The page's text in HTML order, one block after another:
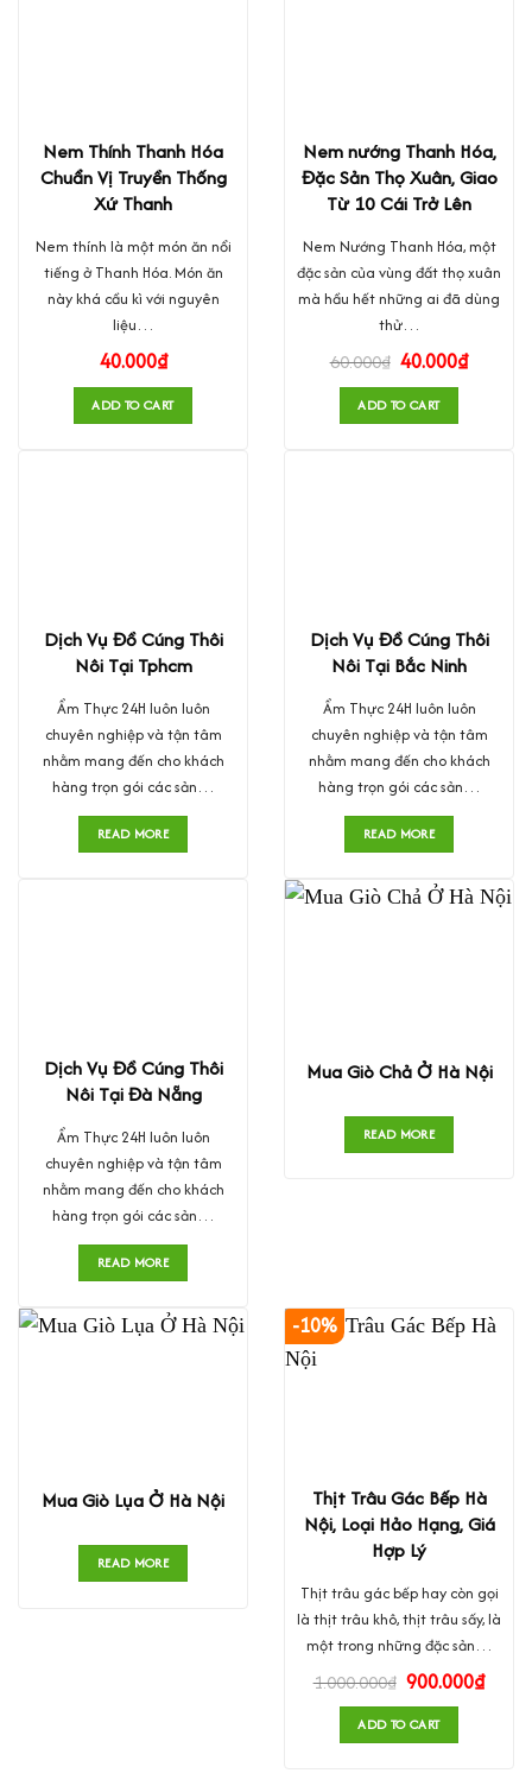
Nem Thính Thanh Hóa
Chuẩn Vị Truyền Thống
Xứ Thanh
Nem thính là một món ăn nổi
tiếng ở Thanh Hóa. Món ăn
này khá cầu kì với nguyên
liệu…
40.000₫
ADD TO CART
Nem nướng Thanh Hóa,
Đặc Sản Thọ Xuân, Giao
Từ 10 Cái Trở Lên
Nem Nướng Thanh Hóa, một
đặc sản của vùng đất thọ xuân
mà hầu hết những ai đã dùng
thử…
60.000₫ 40.000₫
ADD TO CART
Dịch Vụ Đồ Cúng Thôi
Nôi Tại Tphcm
Ẩm Thực 24H luôn luôn
chuyên nghiệp và tận tâm
nhằm mang đến cho khách
hàng trọn gói các sản…
READ MORE
Dịch Vụ Đồ Cúng Thôi
Nôi Tại Bắc Ninh
Ẩm Thực 24H luôn luôn
chuyên nghiệp và tận tâm
nhằm mang đến cho khách
hàng trọn gói các sản…
READ MORE
Dịch Vụ Đồ Cúng Thôi
Nôi Tại Đà Nẵng
Ẩm Thực 24H luôn luôn
chuyên nghiệp và tận tâm
nhằm mang đến cho khách
hàng trọn gói các sản…
READ MORE
Mua Giò Chả Ở Hà Nội
READ MORE
Mua Giò Lụa Ở Hà Nội
READ MORE
-10%
Thịt Trâu Gác Bếp Hà
Nội, Loại Hảo Hạng, Giá
Hợp Lý
Thịt trâu gác bếp hay còn gọi
là thịt trâu khô, thịt trâu sấy, là
một trong những đặc sản…
1.000.000₫ 900.000₫
ADD TO CART